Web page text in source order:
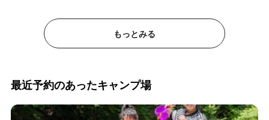
もっとみる
最近予約のあったキャンプ場